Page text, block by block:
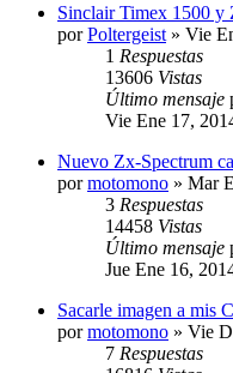
Sinclair Timex 1500 y
porPoltergeist » Vie
1 Respuestas
13606 Vistas
Último mensaje
Vie Ene 17,
Nuevo Zx-Spectrum
pormotomono » Mar
3 Respuestas
14458 Vistas
Último mensaje
Jue Ene 16,
Sacarle imagen a mis
pormotomono » Vie
7 Respuestas